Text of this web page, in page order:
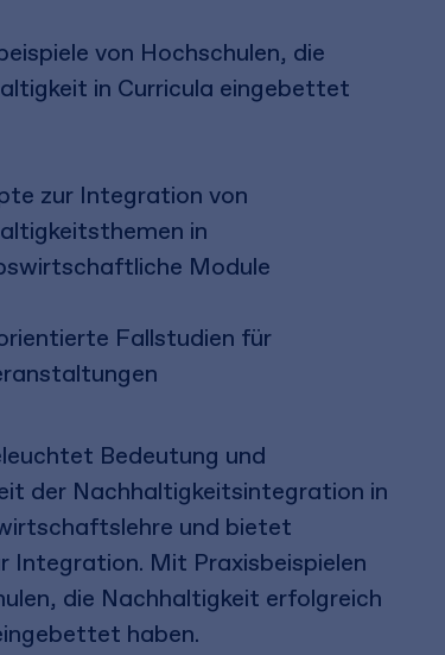
von Hochschulen, die
in Curricula eingebettet
zur Integration von
in
Module
Fallstudien für
Bedeutung und
der Nachhaltigkeitsintegration in
und bietet
Integration. Mit Praxisbeispielen
die Nachhaltigkeit erfolgreich
haben.